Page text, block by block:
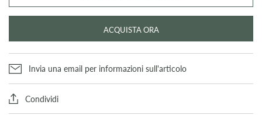
ACQUISTA ORA
Invia una email per informazioni sull'articolo
Condividi